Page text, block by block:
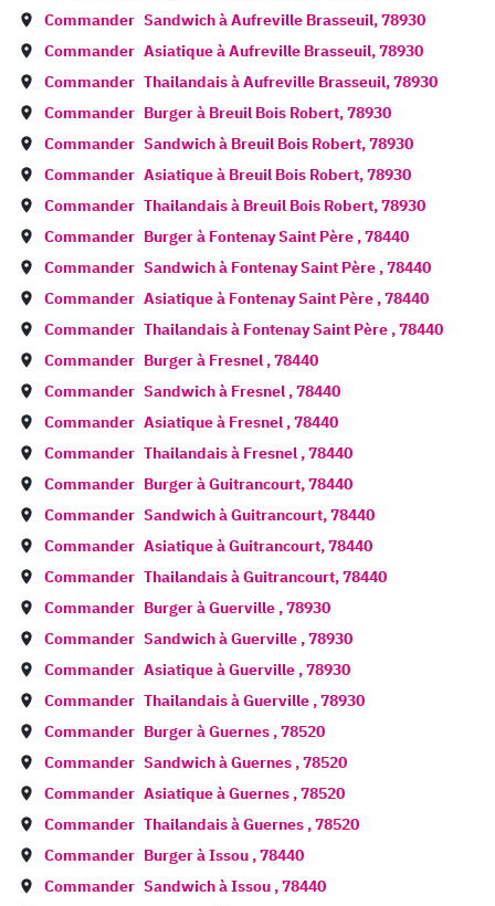
Commander Sandwich àAufreville Brasseuil,78930
Commander Asiatique àAufreville Brasseuil,78930
Commander Thailandais àAufreville Brasseuil,78930
Commander Burger à Breuil Bois Robert,78930
Commander Sandwich à Breuil Bois Robert,78930
Commander Asiatique à Breuil Bois Robert,78930
Commander Thailandais à Breuil Bois Robert,78930
Commander Burger à Fontenay Saint Père ,78440
Commander Sandwich à Fontenay Saint Père ,78440
Commander Asiatique à Fontenay Saint Père ,78440
Commander Thailandais à Fontenay Saint Père ,78440
Commander Burger à Fresnel ,78440
Commander Sandwich à Fresnel ,78440
Commander Asiatique à Fresnel ,78440
Commander Thailandais à Fresnel ,78440
Commander Burger àGuitrancourt,78440
Commander Sandwich àGuitrancourt,78440
Commander Asiatique àGuitrancourt,78440
Commander Thailandais àGuitrancourt,78440
Commander Burger àGuerville ,78930
Commander Sandwich àGuerville ,78930
Commander Asiatique àGuerville ,78930
Commander Thailandais àGuerville ,78930
Commander Burger àGuernes ,78520
Commander Sandwich àGuernes ,78520
Commander Asiatique àGuernes ,78520
Commander Thailandais àGuernes ,78520
Commander Burger àIssou ,78440
Commander Sandwich àIssou ,78440